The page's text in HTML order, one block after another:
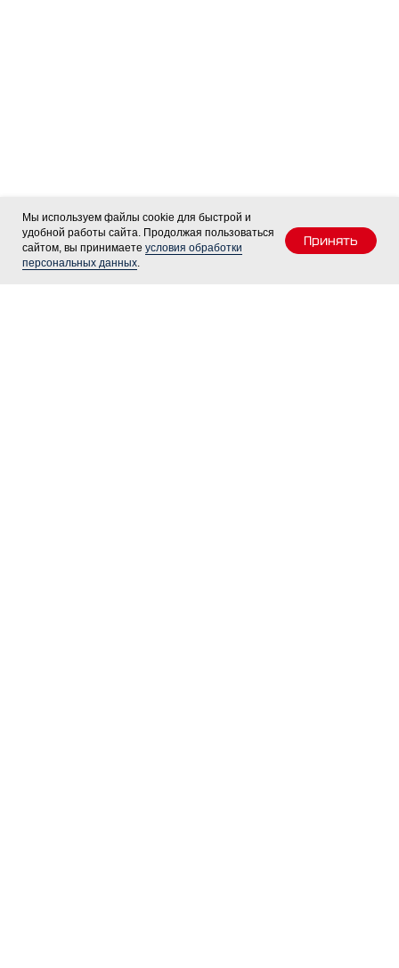
Мы используем файлы cookie для быстрой и
удобной работы сайта. Продолжая пользоваться
сайтом, вы принимаете условия обработки
персональных данных.
Принять